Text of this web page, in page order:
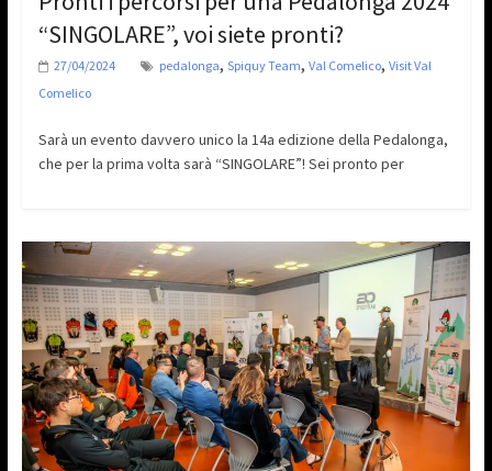
“SINGOLARE”, voi siete pronti?
27/04/2024 pedalonga, Spiquy Team, Val Comelico, Visit Val
Comelico
Sarà un evento davvero unico la 14a edizione della Pedalonga,
che per la prima volta sarà “SINGOLARE”! Sei pronto per